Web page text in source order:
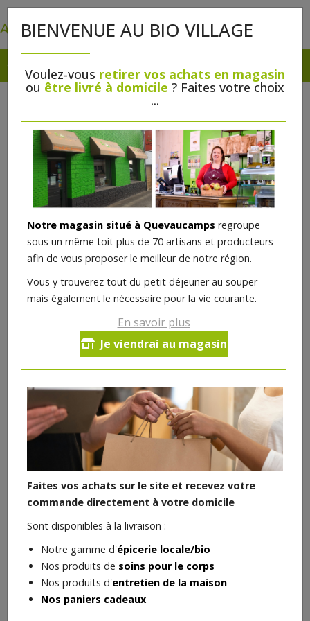
BIENVENUE AU BIO VILLAGE
Voulez-vous retirer vos achats en magasin
ou être livré à domicile ? Faites votre choix
...
Notre magasin situé à Quevaucamps regroupe
sous un même toit plus de 70 artisans et producteurs
afin de vous proposer le meilleur de notre région.
Vous y trouverez tout du petit déjeuner au souper
mais également le nécessaire pour la vie courante.
En savoir plus
Je viendrai au magasin
Faites vos achats sur le site et recevez votre
commande directement à votre domicile
Sont disponibles à la livraison :
Notre gamme d'épicerie locale/bio
Nos produits de soins pour le corps
Nos produits d'entretien de la maison
Nos paniers cadeaux
Fourre tout 48 M Bicloo
35€/pc
Ce produit est indisponible pour le moment.
DANS LA MÊME CATÉGORIE ...
Chouchou tissu